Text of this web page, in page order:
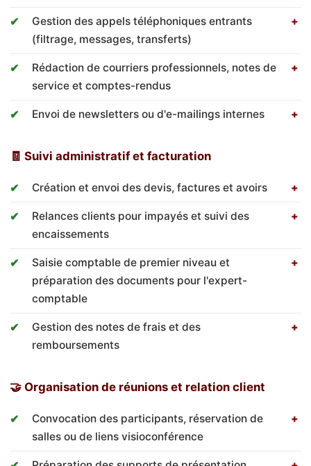
Gestion des appels téléphoniques entrants
(filtrage, messages, transferts)
Rédaction de courriers professionnels, notes de
service et comptes-rendus
Envoi de newsletters ou d'e-mailings internes
🧾 Suivi administratif et facturation
Création et envoi des devis, factures et avoirs
Relances clients pour impayés et suivi des
encaissements
Saisie comptable de premier niveau et
préparation des documents pour l'expert-
comptable
Gestion des notes de frais et des
remboursements
🤝 Organisation de réunions et relation client
Convocation des participants, réservation de
salles ou de liens visioconférence